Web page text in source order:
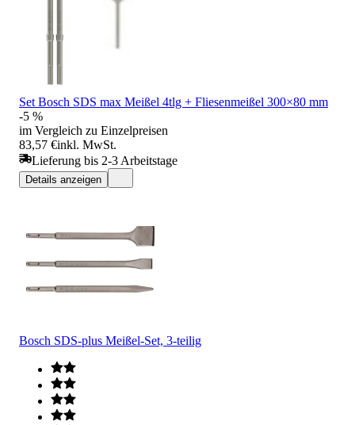
Set Bosch SDS max Meißel 4tlg + Fliesenmeißel 300×80 mm
-5 %
im Vergleich zu Einzelpreisen
83,57 €inkl. MwSt.
Lieferung bis 2-3 Arbeitstage
Details anzeigen
Bosch SDS-plus Meißel-Set, 3-teilig